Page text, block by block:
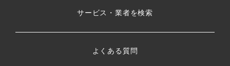
サービス・業者を検索
よくある質問